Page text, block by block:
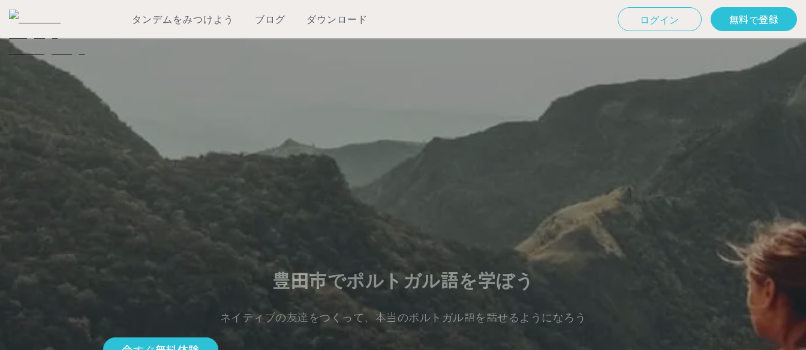
タンデムをみつけよう ブログ ダウンロード ログイン 無料で登録
豊田市でポルトガル語を学ぼう
ネイティブの友達をつくって、本当のポルトガル語を話せるようになろう